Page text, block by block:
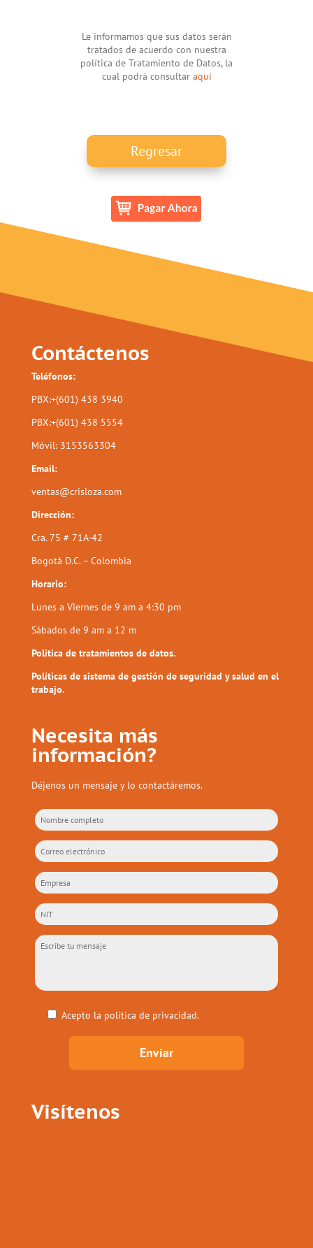
Le informamos que sus datos serán
tratados de acuerdo con nuestra
política de Tratamiento de Datos, la
cual podrá consultar aquí
Regresar
Contáctenos
Teléfonos:
PBX:+(601) 438 3940
PBX:+(601) 438 5554
Móvil: 3153563304
Email:
ventas@crisloza.com
Dirección:
Cra. 75 # 71A-42
Bogotá D.C. – Colombia
Horario:
Lunes a Viernes de 9 am a 4:30 pm
Sábados de 9 am a 12 m
Política de tratamientos de datos.
Políticas de sistema de gestión de seguridad y salud en el
trabajo.
Necesita más
información?
Déjenos un mensaje y lo contactáremos.
Acepto la política de privacidad.
Visítenos